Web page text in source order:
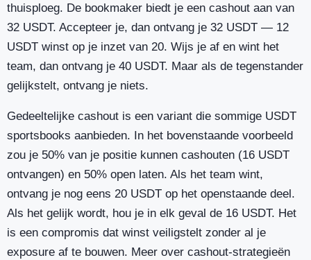
thuisploeg. De bookmaker biedt je een cashout aan van
32 USDT. Accepteer je, dan ontvang je 32 USDT — 12
USDT winst op je inzet van 20. Wijs je af en wint het
team, dan ontvang je 40 USDT. Maar als de tegenstander
gelijkstelt, ontvang je niets.
Gedeeltelijke cashout is een variant die sommige USDT
sportsbooks aanbieden. In het bovenstaande voorbeeld
zou je 50% van je positie kunnen cashouten (16 USDT
ontvangen) en 50% open laten. Als het team wint,
ontvang je nog eens 20 USDT op het openstaande deel.
Als het gelijk wordt, hou je in elk geval de 16 USDT. Het
is een compromis dat winst veiligstelt zonder al je
exposure af te bouwen. Meer over cashout-strategieën